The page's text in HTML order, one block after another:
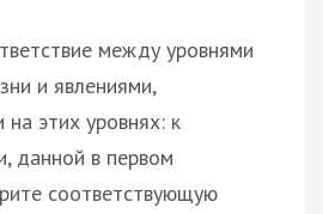
между уровнями
и явлениями,
этих уровнях: к
данной в первом
соответствующую